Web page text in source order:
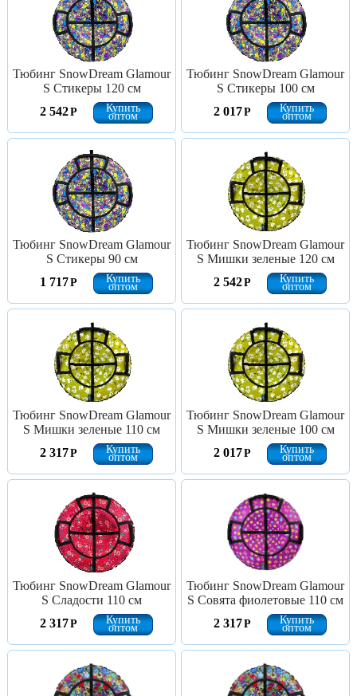
Тюбинг SnowDream Glamour
S Стикеры 120 см
2 542Р Купить
оптом
Тюбинг SnowDream Glamour
S Стикеры 100 см
2 017Р Купить
оптом
Тюбинг SnowDream Glamour
S Стикеры 90 см
1 717Р Купить
оптом
Тюбинг SnowDream Glamour
S Мишки зеленые 120 см
2 542Р Купить
оптом
Тюбинг SnowDream Glamour
S Мишки зеленые 110 см
2 317Р Купить
оптом
Тюбинг SnowDream Glamour
S Мишки зеленые 100 см
2 017Р Купить
оптом
Тюбинг SnowDream Glamour
S Сладости 110 см
2 317Р Купить
оптом
Тюбинг SnowDream Glamour
S Совята фиолетовые 110 см
2 317Р Купить
оптом